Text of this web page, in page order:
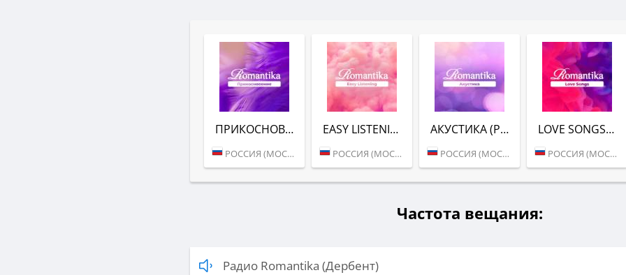
ПРИКОСНОВЕНИЕ (РАДИО ROMANTIKA)
РОССИЯ (МОСКВА)
EASY LISTENING (РАДИО ROMANTIKA)
РОССИЯ (МОСКВА)
АКУСТИКА (РАДИО ROMANTIKA)
РОССИЯ (МОСКВА)
LOVE SONGS (РАДИО ROMANTIKA)
РОССИЯ (МОСКВА)
Частота вещания:
Радио Romantika (Дербент)